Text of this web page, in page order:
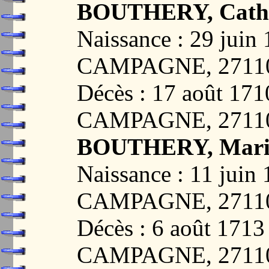
BOUTHERY,
Naissance : 29
CAMPAGNE,
Décès : 17 août
CAMPAGNE,
BOUTHERY,
Naissance : 11
CAMPAGNE,
Décès : 6 août
CAMPAGNE,